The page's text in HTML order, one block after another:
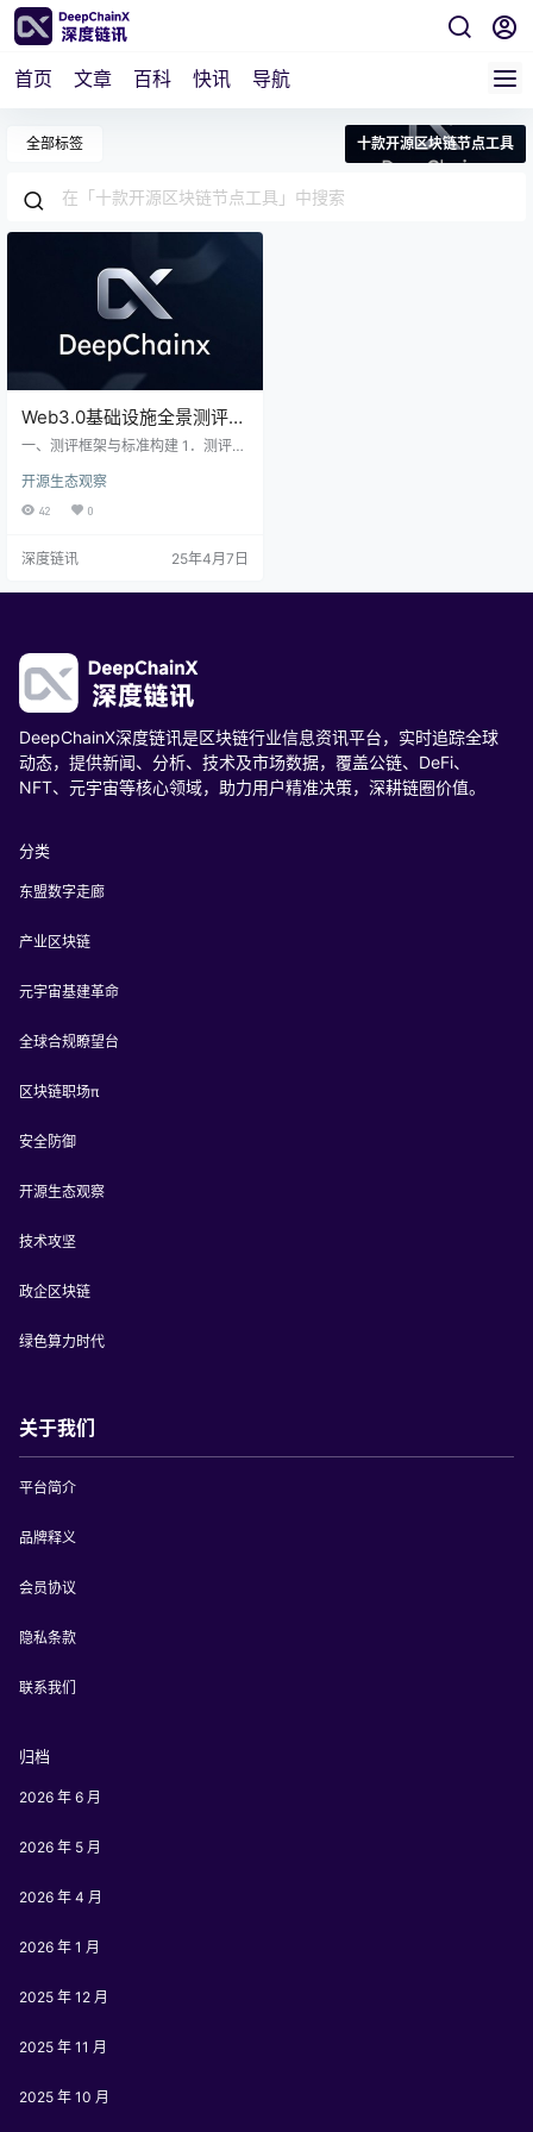
首页 文章 百科 快讯 导航
全部标签 十款开源区块链节点工具
Web3.0基础设施全景测评：
十款开源区块链节点工具实
一、测评框架与标准构建 1．测评方
工具进行测评时，需构建科学合理
的方法论。核心测评维度聚焦于性
等指标，以衡量其在实际应用中的
键，考察其加密算法、数据保护机
配置和维护的复杂程度，这对于开
发者和企业的实际应用至关重要。
测试环境…
开源生态观察
42 0
深度链讯 25年4月7日
DeepChainX深度链讯是区块链行业信息资讯平台，实时追踪全球
动态，提供新闻、分析、技术及市场数据，覆盖公链、DeFi、
NFT、元宇宙等核心领域，助力用户精准决策，深耕链圈价值。
分类
东盟数字走廊
产业区块链
元宇宙基建革命
全球合规瞭望台
区块链职场π
安全防御
开源生态观察
技术攻坚
政企区块链
绿色算力时代
关于我们
平台简介
品牌释义
会员协议
隐私条款
联系我们
归档
2026 年 6 月
2026 年 5 月
2026 年 4 月
2026 年 1 月
2025 年 12 月
2025 年 11 月
2025 年 10 月